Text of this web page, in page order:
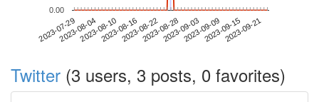
2023-07-292023-08-042023-08-102023-08-162023-08-222023-08-282023-09-032023-09-092023-09-152023-09-21
0.00
Twitter (3 users, 3 posts, 0 favorites)